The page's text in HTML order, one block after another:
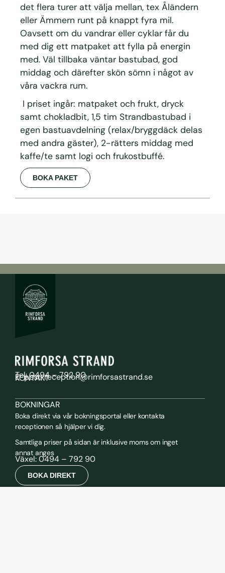
det flera turer att välja mellan, tex Åländern
eller Ämmern runt på knappt fyra mil.
Oavsett om du vandrar eller cyklar får du
med dig ett matpaket att fylla på energin
med. Väl tillbaka väntar bastubad, god
middag och därefter skön sömn i något av
våra vackra rum.
I priset ingår: matpaket och frukt, dryck
samt chokladbit, 1,5 tim Strandbastubad i
egen bastuavdelning (relax/bryggdäck delas
med andra gäster), 2-rätters middag med
kaffe/te samt logi och frukostbuffé.
BOKA PAKET
KONTAKT
Tel: 0494 – 792 90
E-post: reception@rimforsastrand.se
BOKNINGAR
Boka direkt via vår bokningsportal eller kontakta
receptionen så hjälper vi dig.
Samtliga priser på sidan är inklusive moms om inget
annat anges
Växel: 0494 – 792 90
BOKA DIREKT